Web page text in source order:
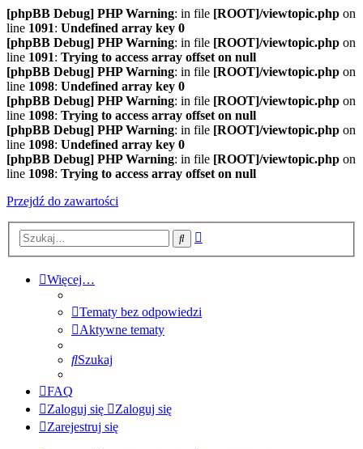
[phpBB Debug] PHP Warning: in file [ROOT]/viewtopic.php on
line 1091: Undefined array key 0
[phpBB Debug] PHP Warning: in file [ROOT]/viewtopic.php on
line 1091: Trying to access array offset on null
[phpBB Debug] PHP Warning: in file [ROOT]/viewtopic.php on
line 1098: Undefined array key 0
[phpBB Debug] PHP Warning: in file [ROOT]/viewtopic.php on
line 1098: Trying to access array offset on null
[phpBB Debug] PHP Warning: in file [ROOT]/viewtopic.php on
line 1098: Undefined array key 0
[phpBB Debug] PHP Warning: in file [ROOT]/viewtopic.php on
line 1098: Trying to access array offset on null
Przejdź do zawartości
Szukaj
Więcej…
Tematy bez odpowiedzi
Aktywne tematy
Szukaj
FAQ
Zaloguj się
Zaloguj się
Zarejestruj się